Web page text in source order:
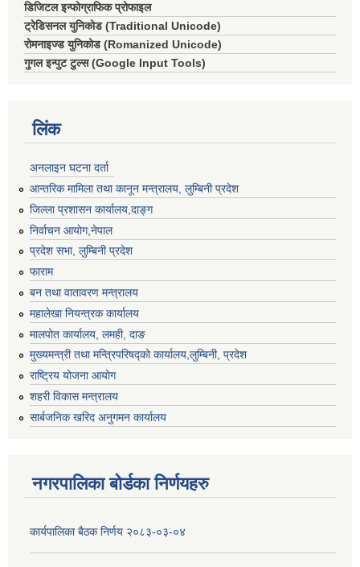
डिजिटल इन्फोग्राफिक प्रोफाइल
ट्रेडिसनल युनिकोड (Traditional Unicode)
रोमनाइज्ड युनिकोड (Romanized Unicode)
गुगल इन्पुट टुल्स (Google Input Tools)
लिंक
अनलाइन घटना दर्ता
आन्तरिक मामिला तथा कानून मन्त्रालय, लुम्बिनी प्रदेश
जिल्ला प्रशासन कार्यालय,दाङ्ग
निर्वाचन आयाेग,नेपाल
प्रदेश सभा, लुम्बिनी प्रदेश
फाराम
बन तथा वातावरण मन्त्रालय
महालेखा नियन्त्रक कार्यालय
मालपोत कार्यालय, लमही, दाङ
मुख्यमन्त्री तथा मन्त्रिपरिषद्को कार्यालय,लुम्बिनी, प्रदेश
राष्ट्रिय योजना आयोग
शहरी विकास मन्त्रालय
सार्बजनिक खरिद अनुगमन कार्यालय
नगरपालिका बोर्डका निर्णयहरु
कार्यपालिका बैठक निर्णय २०८३-०३-०४